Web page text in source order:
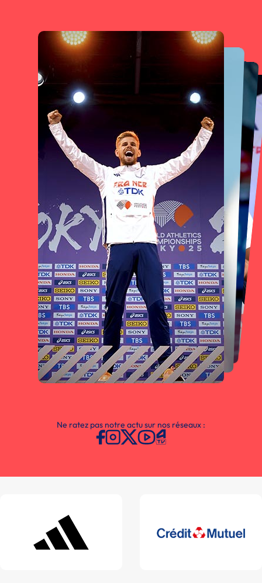
Ne ratez pas notre actu sur nos réseaux :